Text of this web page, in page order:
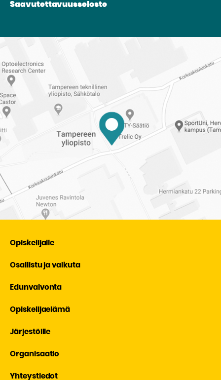
Saavutettavuusseloste
ylioppilaskuntaan
Opiskelijalle
Osallistu ja vaikuta
Edunvalvonta
Opiskelijaelämä
Järjestöille
Organisaatio
Yhteystiedot